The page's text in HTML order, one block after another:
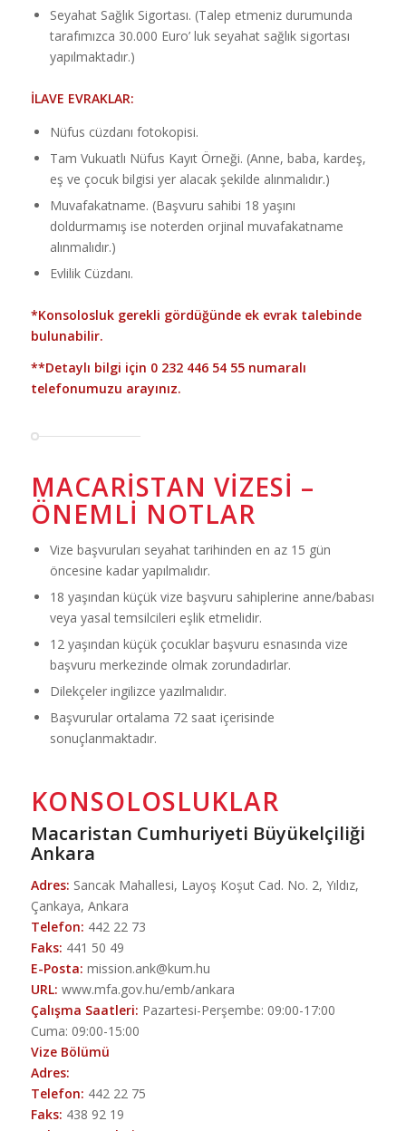
Seyahat Sağlık Sigortası. (Talep etmeniz durumunda
tarafımızca 30.000 Euro’ luk seyahat sağlık sigortası
yapılmaktadır.)
İLAVE EVRAKLAR:
Nüfus cüzdanı fotokopisi.
Tam Vukuatlı Nüfus Kayıt Örneği. (Anne, baba, kardeş,
eş ve çocuk bilgisi yer alacak şekilde alınmalıdır.)
Muvafakatname. (Başvuru sahibi 18 yaşını
doldurmamış ise noterden orjinal muvafakatname
alınmalıdır.)
Evlilik Cüzdanı.
*Konsolosluk gerekli gördüğünde ek evrak talebinde
bulunabilir.
**Detaylı bilgi için 0 232 446 54 55numaralı
telefonumuzu arayınız.
MACARISTAN VIZESI –
ÖNEMLI NOTLAR
Vize başvuruları seyahat tarihinden en az 15 gün
öncesine kadar yapılmalıdır.
18 yaşından küçük vize başvuru sahiplerine anne/babası
veya yasal temsilcileri eşlik etmelidir.
12 yaşından küçük çocuklar başvuru esnasında vize
başvuru merkezinde olmak zorundadırlar.
Dilekçeler ingilizce yazılmalıdır.
Başvurular ortalama 72 saat içerisinde
sonuçlanmaktadır.
KONSOLOSLUKLAR
Macaristan Cumhuriyeti Büyükelçiliği
Ankara
Adres: Sancak Mahallesi, Layoş Koşut Cad. No. 2, Yıldız,
Çankaya, Ankara
Telefon: 442 22 73
Faks: 441 50 49
E-Posta: mission.ank@kum.hu
URL: www.mfa.gov.hu/emb/ankara
Çalışma Saatleri: Pazartesi-Perşembe: 09:00-17:00
Cuma: 09:00-15:00
Vize Bölümü
Adres:
Telefon: 442 22 75
Faks: 438 92 19